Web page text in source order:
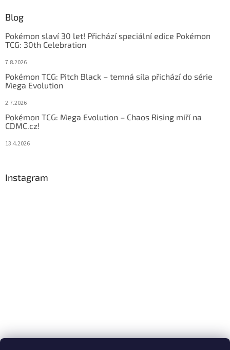
Blog
Pokémon slaví 30 let! Přichází speciální edice Pokémon
TCG: 30th Celebration
7.8.2026
Pokémon TCG: Pitch Black – temná síla přichází do série
Mega Evolution
2.7.2026
Pokémon TCG: Mega Evolution – Chaos Rising míří na
CDMC.cz!
13.4.2026
Instagram